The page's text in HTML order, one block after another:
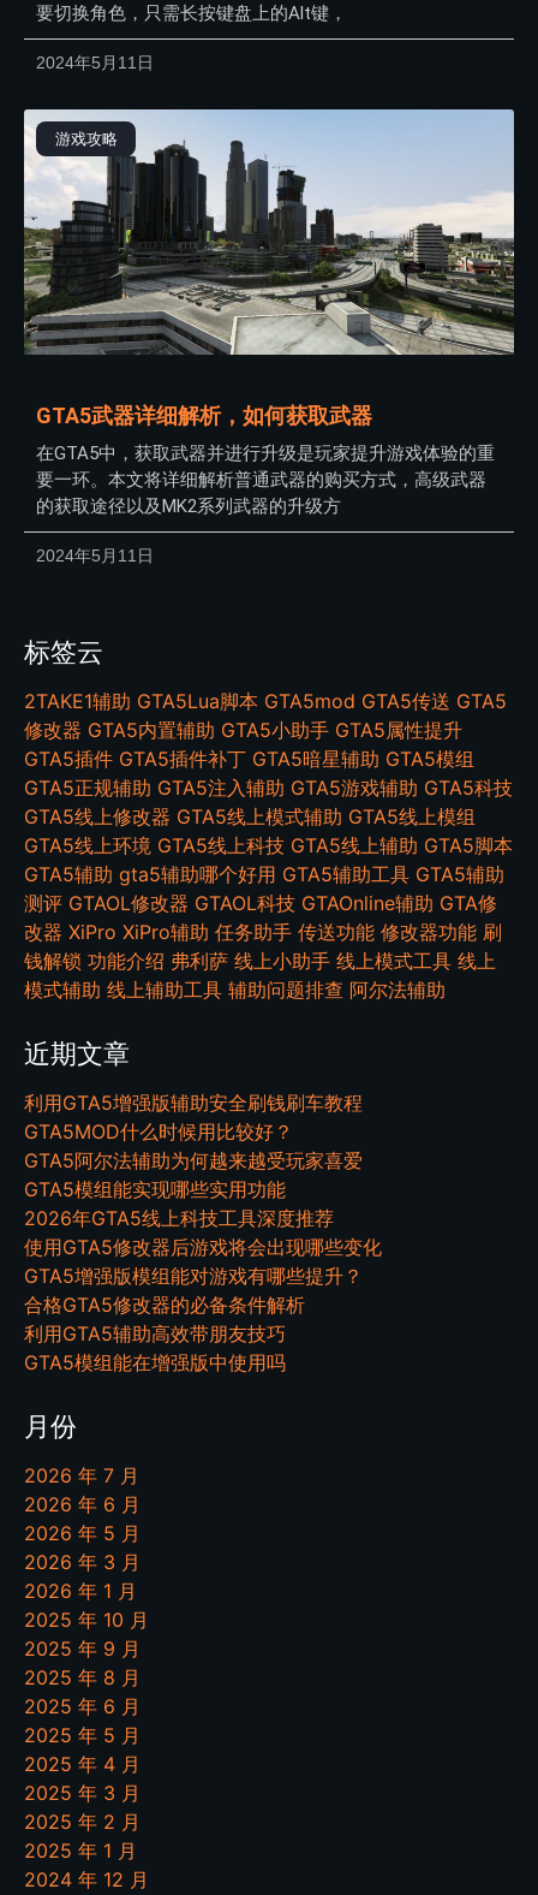
要切换角色，只需长按键盘上的Alt键，
2024年5月11日
游戏攻略
GTA5武器详细解析，如何获取武器
在GTA5中，获取武器并进行升级是玩家提升游戏体验的重
要一环。本文将详细解析普通武器的购买方式，高级武器
的获取途径以及MK2系列武器的升级方
2024年5月11日
标签云
2TAKE1辅助 GTA5Lua脚本 GTA5mod GTA5传送 GTA5
修改器 GTA5内置辅助 GTA5小助手 GTA5属性提升
GTA5插件 GTA5插件补丁 GTA5暗星辅助 GTA5模组
GTA5正规辅助 GTA5注入辅助 GTA5游戏辅助 GTA5科技
GTA5线上修改器 GTA5线上模式辅助 GTA5线上模组
GTA5线上环境 GTA5线上科技 GTA5线上辅助 GTA5脚本
GTA5辅助 gta5辅助哪个好用 GTA5辅助工具 GTA5辅助
测评 GTAOL修改器 GTAOL科技 GTAOnline辅助 GTA修
改器 XiPro XiPro辅助 任务助手 传送功能 修改器功能 刷
钱解锁 功能介绍 弗利萨 线上小助手 线上模式工具 线上
模式辅助 线上辅助工具 辅助问题排查 阿尔法辅助
近期文章
利用GTA5增强版辅助安全刷钱刷车教程
GTA5MOD什么时候用比较好？
GTA5阿尔法辅助为何越来越受玩家喜爱
GTA5模组能实现哪些实用功能
2026年GTA5线上科技工具深度推荐
使用GTA5修改器后游戏将会出现哪些变化
GTA5增强版模组能对游戏有哪些提升？
合格GTA5修改器的必备条件解析
利用GTA5辅助高效带朋友技巧
GTA5模组能在增强版中使用吗
月份
2026 年 7 月
2026 年 6 月
2026 年 5 月
2026 年 3 月
2026 年 1 月
2025 年 10 月
2025 年 9 月
2025 年 8 月
2025 年 6 月
2025 年 5 月
2025 年 4 月
2025 年 3 月
2025 年 2 月
2025 年 1 月
2024 年 12 月